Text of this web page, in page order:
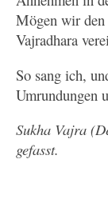
Mögen wir
Vajradhara
So sang ich,
Umrundungen
Sukha Vajra
gefasst.